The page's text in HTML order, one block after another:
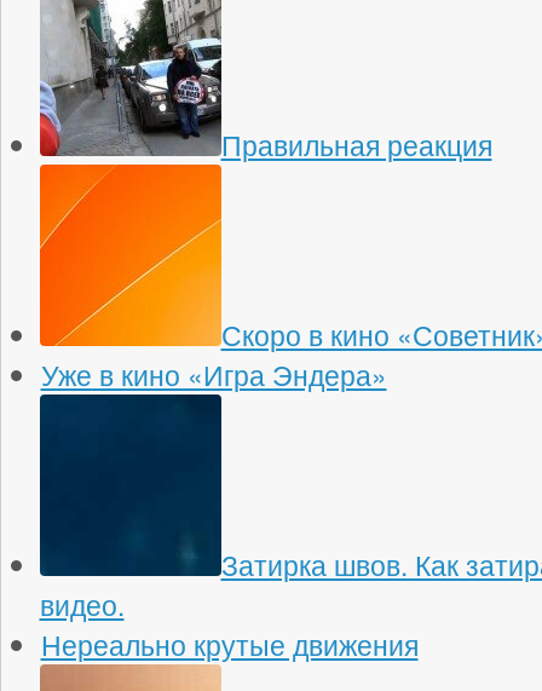
Правильная реакция
Скоро в кино
Уже в кино «Игра Эндера»
Затирка швов. Как
видео.
Нереально крутые движения